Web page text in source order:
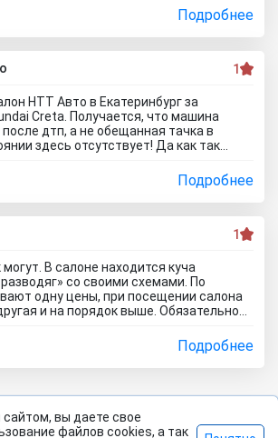
идеально, а сейчас ничего не могу
ремонту. Аферисты хреновы! Я
где купить автомобиль в Тольятти
но не в автосалоне М-Авто!
Подробнее
1
НТТ Авто в Екатеринбург за
Creta. Получается, что машина
дтп, а не обещанная тачка в
здесь отсутствует! Да как так
ушел из салона, потому что мне такой
Битое авто я могу купить и с рук и
чем тут... Сожаления только о
которого можно было избежать
отзывы об автоцентре Нтт авто до
Подробнее
1
В салоне находится куча
со своими схемами. По
одну цены, при посещении салона
и на порядок выше. Обязательное
на авто вырастет на приличную
озвучивают каско якобы первый год в
на ваше усмотрение и страхование
типо находится на складе.
договор, а потом вам
будет автомобиль? По отзывам об
Подробнее
вы даете свое
файлов cookies, а так